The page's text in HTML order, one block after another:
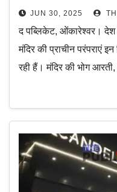
वितरण, खुलेआम सोशल
वीडियो
JUN 30, 2025
द पब्लिकेट, ओंकारेश्वर। देश
मंदिर की प्राचीन परंपराएं
रही हैं। मंदिर की भोग